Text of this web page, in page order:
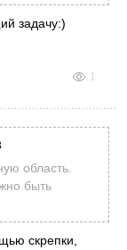
задачу:)
1
область.
быть
скрепки,